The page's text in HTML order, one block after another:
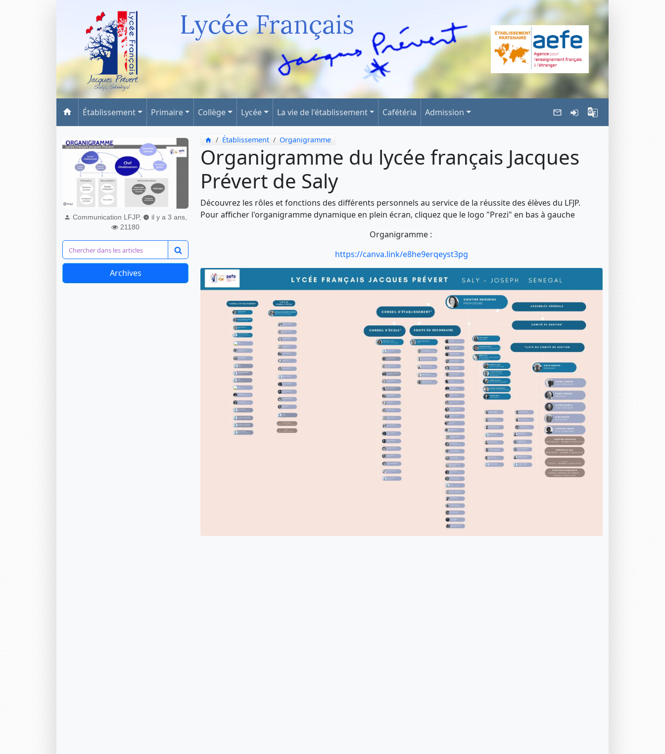
Lycée Français
Établissement Primaire Collège Lycée La vie de l'établissement Cafétéria Admission
Communication LFJP,
il y a 3 ans,
21180
Archives
Établissement Organigramme
Organigramme du lycée français Jacques
Prévert de Saly
Découvrez les rôles et fonctions des différents personnels au service de la réussite des élèves du LFJP.
Pour afficher l'organigramme dynamique en plein écran, cliquez que le logo "Prezi" en bas à gauche
Organigramme :
https://canva.link/e8he9erqeyst3pg